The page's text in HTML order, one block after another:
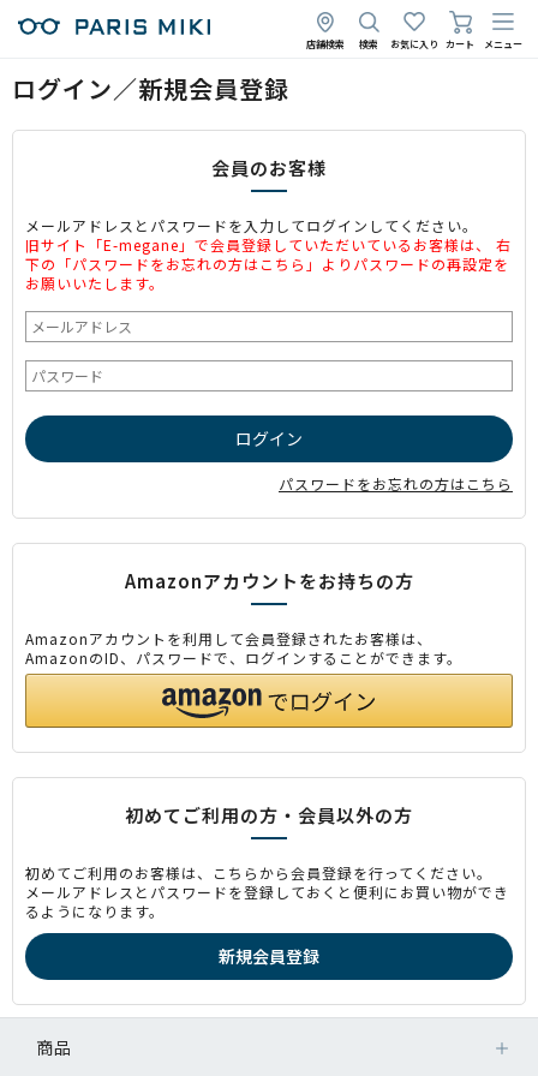
店舗検索 検索 お気に入り カート メニュー
ログイン／新規会員登録
会員のお客様
メールアドレスとパスワードを入力してログインしてください。
旧サイト「E-megane」で会員登録していただいているお客様は、 右
下の「パスワードをお忘れの方はこちら」よりパスワードの再設定を
お願いいたします。
パスワードをお忘れの方はこちら
Amazonアカウントをお持ちの方
Amazonアカウントを利用して会員登録されたお客様は、
AmazonのID、パスワードで、ログインすることができます。
初めてご利用の方・会員以外の方
初めてご利用のお客様は、こちらから会員登録を行ってください。
メールアドレスとパスワードを登録しておくと便利にお買い物ができ
るようになります。
商品